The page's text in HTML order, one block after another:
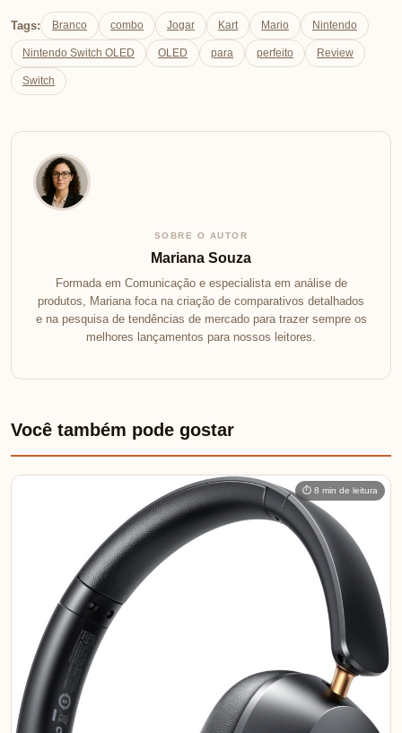
Tags: Branco combo Jogar Kart Mario Nintendo
Nintendo Switch OLED OLED para perfeito Review
Switch
SOBRE O AUTOR
Mariana Souza
Formada em Comunicação e especialista em análise de
produtos, Mariana foca na criação de comparativos detalhados
e na pesquisa de tendências de mercado para trazer sempre os
melhores lançamentos para nossos leitores.
Você também pode gostar
⏱ 8 min de leitura